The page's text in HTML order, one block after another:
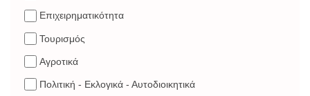
Επιχειρηματικότητα
Τουρισμός
Αγροτικά
Πολιτική - Εκλογικά - Αυτοδιοικητικά